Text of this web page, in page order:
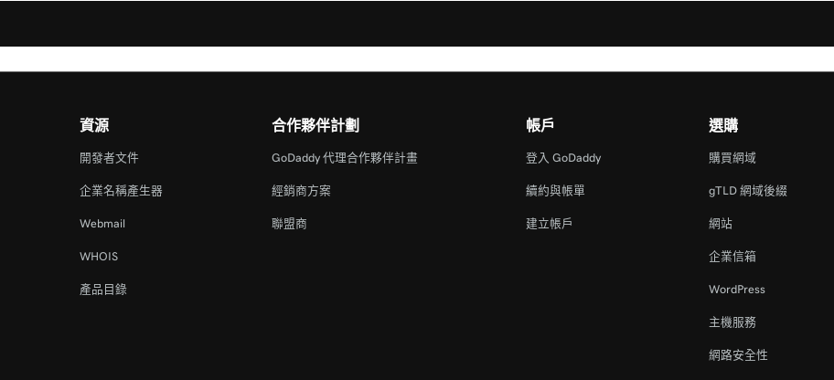
資源
開發者文件
企業名稱產生器
Webmail
WHOIS
產品目錄
合作夥伴計劃
GoDaddy 代理合作夥伴計畫
經銷商方案
聯盟商
帳戶
登入 GoDaddy
續約與帳單
建立帳戶
選購
購買網域
gTLD 網域後綴
網站
企業信箱
WordPress
主機服務
網路安全性